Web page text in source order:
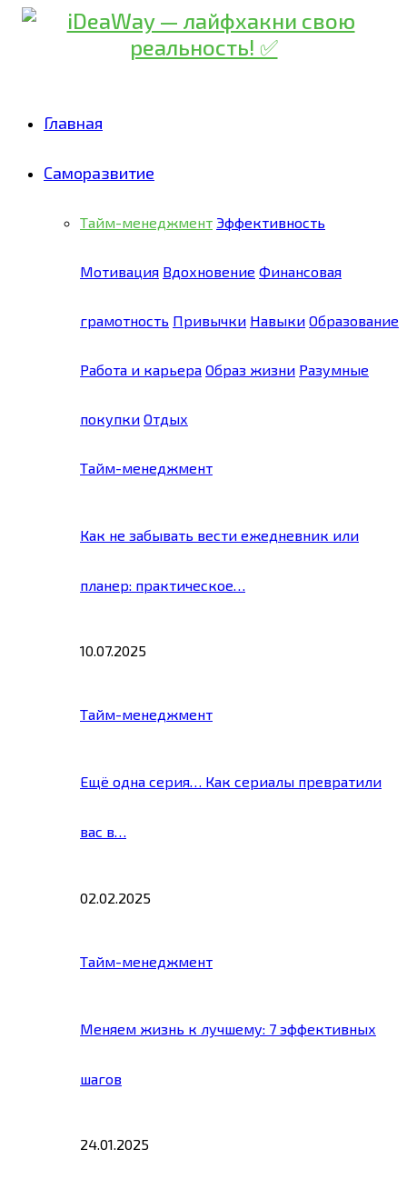
Главная
Саморазвитие
Тайм-менеджмент Эффективность
Мотивация Вдохновение Финансовая
грамотность Привычки Навыки Образование
Работа и карьера Образ жизни Разумные
покупки Отдых
Тайм-менеджмент
Как не забывать вести ежедневник или
планер: практическое…
10.07.2025
Тайм-менеджмент
Ещё одна серия… Как сериалы превратили
вас в…
02.02.2025
Тайм-менеджмент
Меняем жизнь к лучшему: 7 эффективных
шагов
24.01.2025